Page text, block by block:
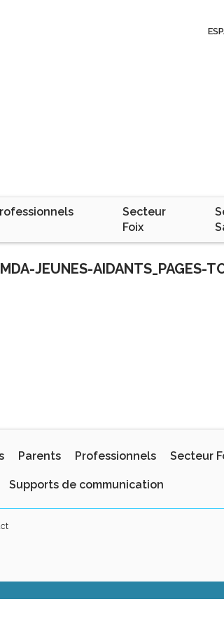
Secteur
Foix
JEUNES-AIDANTS_PAGES-
Parents Professionnels Secteur
Supports de communication